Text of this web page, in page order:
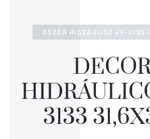
DECOR HIDRÁULICO HP-3133
3133